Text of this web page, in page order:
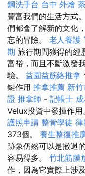
鋼洗手台 台中 外燴
豐富我們的生活方式。
們都會了解新的文化
忘的冒險。 老人養護
期 旅行期間獲得的經
富裕，而且不斷激發
驗。 益園益筋絡推拿
鍵作用 推拿推薦 新
證 推拿師 - 記帳士
Velux投資中發揮作
護照申請 整骨學徒 律
373個。 養生整復推
跡象仍然可以是撤退
容易得多。 竹北筋膜
作，因為它實際上涉